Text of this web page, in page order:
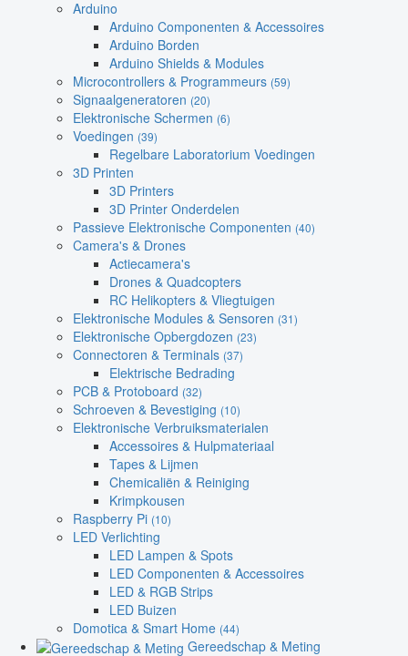
Arduino
Arduino Componenten & Accessoires
Arduino Borden
Arduino Shields & Modules
Microcontrollers & Programmeurs (59)
Signaalgeneratoren (20)
Elektronische Schermen (6)
Voedingen (39)
Regelbare Laboratorium Voedingen
3D Printen
3D Printers
3D Printer Onderdelen
Passieve Elektronische Componenten (40)
Camera's & Drones
Actiecamera's
Drones & Quadcopters
RC Helikopters & Vliegtuigen
Elektronische Modules & Sensoren (31)
Elektronische Opbergdozen (23)
Connectoren & Terminals (37)
Elektrische Bedrading
PCB & Protoboard (32)
Schroeven & Bevestiging (10)
Elektronische Verbruiksmaterialen
Accessoires & Hulpmateriaal
Tapes & Lijmen
Chemicaliën & Reiniging
Krimpkousen
Raspberry Pi (10)
LED Verlichting
LED Lampen & Spots
LED Componenten & Accessoires
LED & RGB Strips
LED Buizen
Domotica & Smart Home (44)
Gereedschap & Meting